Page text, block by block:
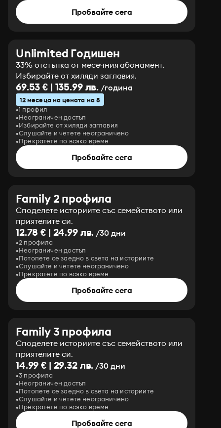
Пробвайте сега
Unlimited Годишен
33% отстъпка от месечния абонамент.
Избирайте от хиляди заглавия.
69.53 € | 135.99 лв. /година
12 месеца на цената на 8
1 профил
Неограничен достъп
Избирайте от хиляди заглавия
Слушайте и четете неограничено
Прекратете по всяко време
Пробвайте сега
Family 2 профила
Споделете историите със семейството или
приятелите си.
12.78 € | 24.99 лв. /30 дни
2 профила
Неограничен достъп
Потопете се заедно в света на историите
Слушайте и четете неограничено
Прекратете по всяко време
Пробвайте сега
Family 3 профила
Споделете историите със семейството или
приятелите си.
14.99 € | 29.32 лв. /30 дни
3 профила
Неограничен достъп
Потопете се заедно в света на историите
Слушайте и четете неограничено
Прекратете по всяко време
Пробвайте сега